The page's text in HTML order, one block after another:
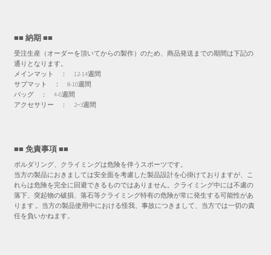
■■ 納期 ■■
受注生産（オーダーを頂いてからの製作）のため、商品発送までの期間は下記の
通りとなります。
メインマット ： 12-14週間
サブマット ： 8-10週間
バッグ ： 4-6週間
アクセサリー ： 2−3週間
■■ 免責事項 ■■
ボルダリング、クライミングは危険を伴うスポーツです。
当方の製品におきましては安全面を考慮した製品設計を心掛けておりますが、こ
れらは危険を完全に回避できるものではありません。クライミング中には不慮の
落下、突起物の破損、落石等クライミング特有の危険が常に発生する可能性があ
ります 。当方の製品使用中における怪我、事故につきまして、当方では一切の責
任を負いかねます。